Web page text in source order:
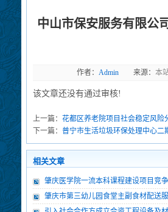
中山市保安服务有限公
作者： Admin来源： 本
该文章还没有通过审核!
上一篇： 花都区养老院项目社会稳定风险
下一篇： 普宁市生活垃圾环保处理中心二
相关文章
肇庆医学院一流本科课程建设项目竞
肇庆市第三幼儿园食堂主副食材配送